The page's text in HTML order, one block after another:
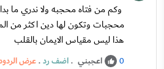
وكم من فتاه محجبه ولا ندري ما
محجبات وتكون لها دين اكثر من
هذا ليس مقياس الايمان بالقلب
0 اعجبني .اضف رد.عرض